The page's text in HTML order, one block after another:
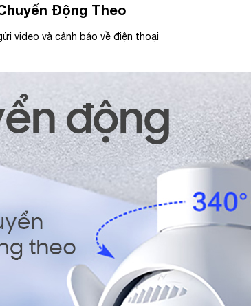
Động Theo
video và cảnh báo về điện thoại